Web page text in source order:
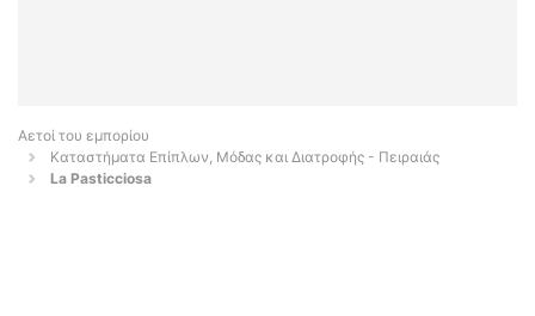
Αετοί του εμπορίου
Καταστήματα Επίπλων, Μόδας και Διατροφής - Πειραιάς
La Pasticciosa